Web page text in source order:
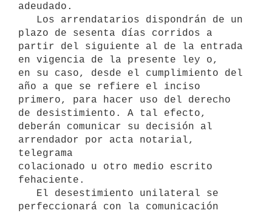
adeudado.
plazo de sesenta días corridos a
partir del siguiente al de la entrada
en vigencia de la presente ley o,
en su caso, desde el cumplimiento del
año a que se refiere el inciso
primero, para hacer uso del derecho
de desistimiento. A tal efecto,
deberán comunicar su decisión al
arrendador por acta notarial,
telegrama
colacionado u otro medio escrito
fehaciente.
perfeccionará con la comunicación